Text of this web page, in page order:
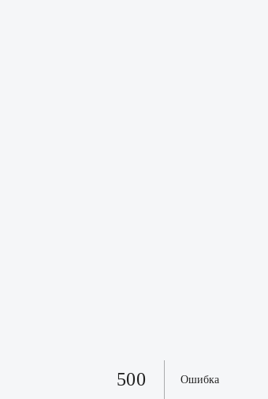
500 Ошибка